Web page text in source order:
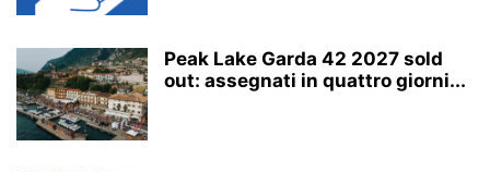
Peak Lake Garda 42 2027 sold
out: assegnati in quattro giorni...